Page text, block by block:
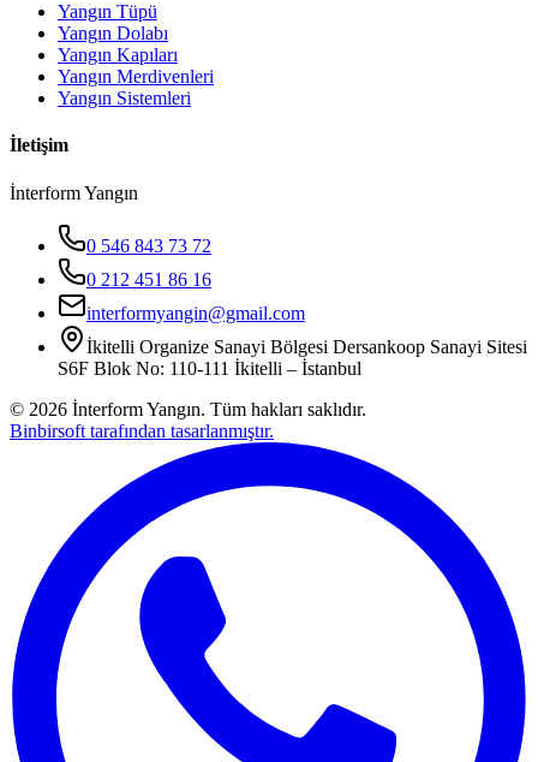
Yangın Tüpü
Yangın Dolabı
Yangın Kapıları
Yangın Merdivenleri
Yangın Sistemleri
İletişim
İnterform Yangın
0 546 843 73 72
0 212 451 86 16
interformyangin@gmail.com
İkitelli Organize Sanayi Bölgesi Dersankoop Sanayi Sitesi
S6F Blok No: 110-111 İkitelli – İstanbul
© 2026 İnterform Yangın. Tüm hakları saklıdır.
Binbirsoft tarafından tasarlanmıştır.